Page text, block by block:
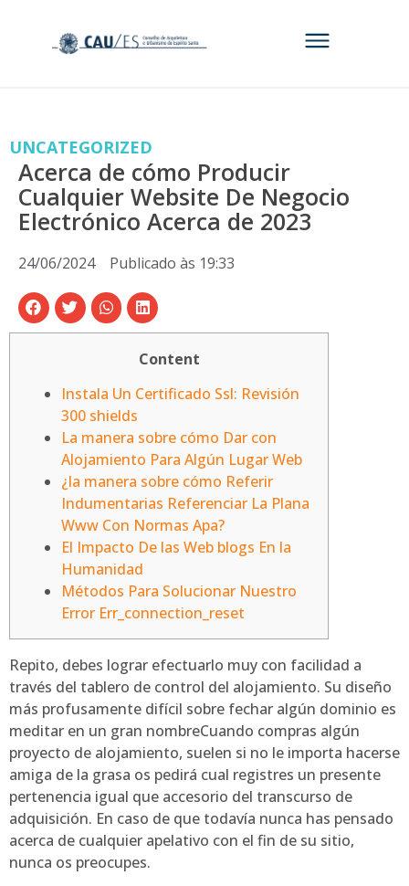
UNCATEGORIZED
Acerca de cómo Producir
Cualquier Website De Negocio
Electrónico Acerca de 2023
24/06/2024 Publicado às 19:33
Content
Instala Un Certificado Ssl: Revisión
300 shields
La manera sobre cómo Dar con
Alojamiento Para Algún Lugar Web
¿la manera sobre cómo Referir
Indumentarias Referenciar La Plana
Www Con Normas Apa?
El Impacto De las Web blogs En la
Humanidad
Métodos Para Solucionar Nuestro
Error Err_connection_reset
Repito, debes lograr efectuarlo muy con facilidad a
través del tablero de control del alojamiento. Su diseño
más profusamente difícil sobre fechar algún dominio es
meditar en un gran nombreCuando compras algún
proyecto de alojamiento, suelen si no le importa hacerse
amiga de la grasa os pedirá cual registres un presente
pertenencia igual que accesorio del transcurso de
adquisición. En caso de que todavía nunca has pensado
acerca de cualquier apelativo con el fin de su sitio,
nunca os preocupes.